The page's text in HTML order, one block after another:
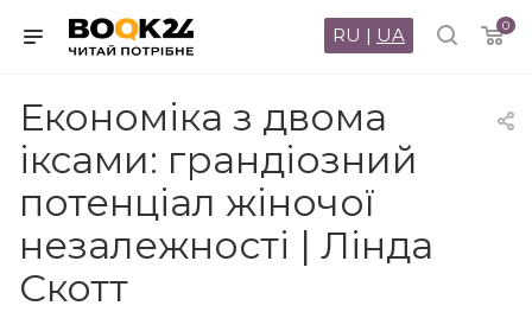
0
RU | UA
Економіка з двома
іксами: грандіозний
потенціал жіночої
незалежності | Лінда
Скотт